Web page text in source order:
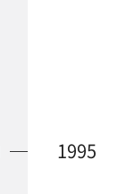
1995